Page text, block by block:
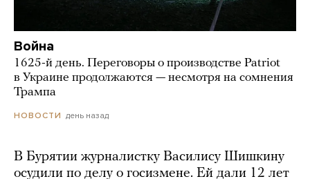
Война
1625-й день. Переговоры о производстве Patriot
в Украине продолжаются — несмотря на сомнения
Трампа
НОВОСТИ день назад
В Бурятии журналистку Василису Шишкину
осудили по делу о госизмене. Ей дали 12 лет